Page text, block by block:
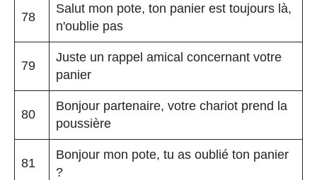
78
Salut mon pote, ton panier est toujours là,
n'oublie pas
79
Juste un rappel amical concernant votre
panier
80
Bonjour partenaire, votre chariot prend la
poussière
81
Bonjour mon pote, tu as oublié ton panier
?